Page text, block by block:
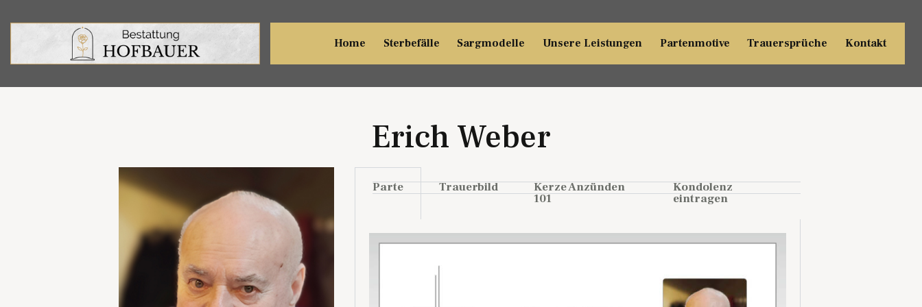
Home Sterbefälle Sargmodelle Unsere Leistungen Partenmotive Trauersprüche Kontakt
Erich Weber
Parte Trauerbild Kerze Anzünden
101
Kondolenz
eintragen